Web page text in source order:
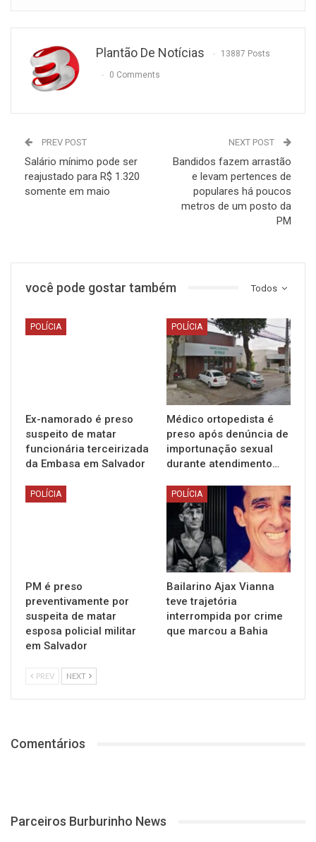
Plantão De Notícias 13887 Posts
0 Comments
PREV POST
Salário mínimo pode ser
reajustado para R$ 1.320
somente em maio
NEXT POST
Bandidos fazem arrastão
e levam pertences de
populares há poucos
metros de um posto da
PM
Todos
você pode gostar também
POLÍCIA
Ex-namorado é preso
suspeito de matar
funcionária terceirizada
da Embasa em Salvador
POLÍCIA
Médico ortopedista é
preso após denúncia de
importunação sexual
durante atendimento…
POLÍCIA
PM é preso
preventivamente por
suspeita de matar
esposa policial militar
em Salvador
POLÍCIA
Bailarino Ajax Vianna
teve trajetória
interrompida por crime
que marcou a Bahia
PREV NEXT
Comentários
Parceiros Burburinho News